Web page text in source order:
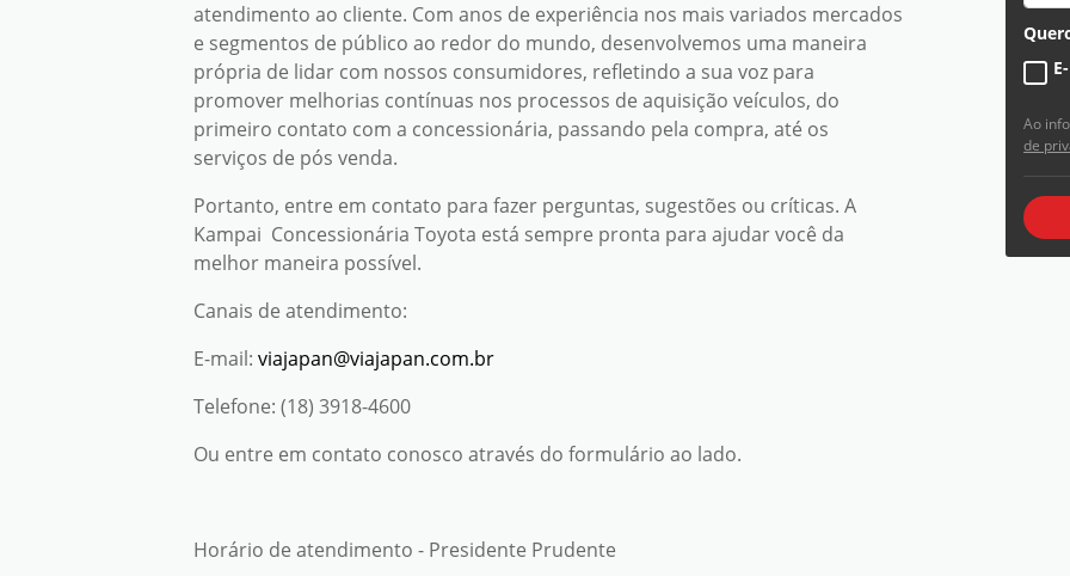
atendimento ao cliente. Com anos de experiência nos mais variados mercados
e segmentos de público ao redor do mundo, desenvolvemos uma maneira
própria de lidar com nossos consumidores, refletindo a sua voz para
promover melhorias contínuas nos processos de aquisição veículos, do
primeiro contato com a concessionária, passando pela compra, até os
serviços de pós venda.
Portanto, entre em contato para fazer perguntas, sugestões ou críticas. A
Kampai Concessionária Toyota está sempre pronta para ajudar você da
melhor maneira possível.
Canais de atendimento:
E-mail: viajapan@viajapan.com.br
Telefone: (18) 3918-4600
Ou entre em contato conosco através do formulário ao lado.
Horário de atendimento - Presidente Prudente
Ao
de